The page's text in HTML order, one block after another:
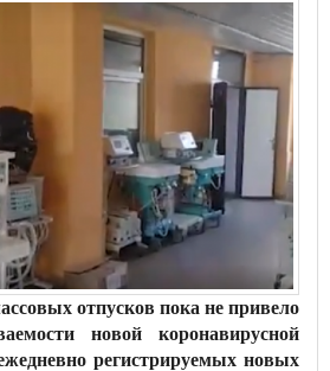
отпусков пока не привело
новой коронавирусной
регистрируемых новых